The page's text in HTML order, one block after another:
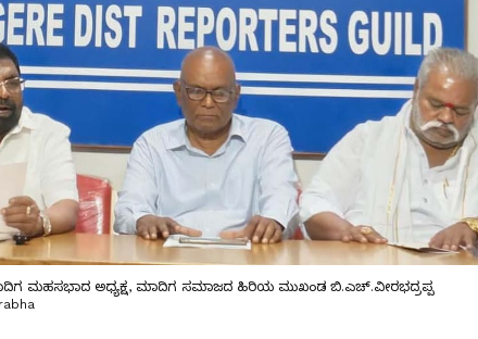
ಮಹಸಭಾದ ಅಧ್ಯಕ್ಷ, ಮಾದಿಗ ಸಮಾಜದ ಹಿರಿಯ ಮುಖಂಡ ಬಿ.ಎಚ್.ವೀರಭದ್ರಪ್ಪ